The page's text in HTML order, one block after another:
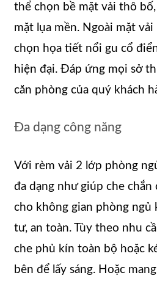
thể chọn bề mặt vải thô
mặt lụa mền. Ngoài mặt
chọn họa tiết nổi gu cổ
hiện đại. Đáp ứng mọi sở
căn phòng của quý khách
Đa dạng công năng
Với rèm vải 2 lớp phòng
đa dạng như giúp che chắn
cho không gian phòng ngủ
tư, an toàn. Tùy theo nhu
che phủ kín toàn bộ hoặc
bên để lấy sáng. Hoặc